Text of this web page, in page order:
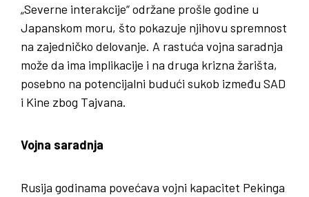
„Severne interakcije“ održane prošle godine u
Japanskom moru, što pokazuje njihovu spremnost
na zajedničko delovanje. A rastuća vojna saradnja
može da ima implikacije i na druga krizna žarišta,
posebno na potencijalni budući sukob između SAD
i Kine zbog Tajvana.
Vojna saradnja
Rusija godinama povećava vojni kapacitet Pekinga